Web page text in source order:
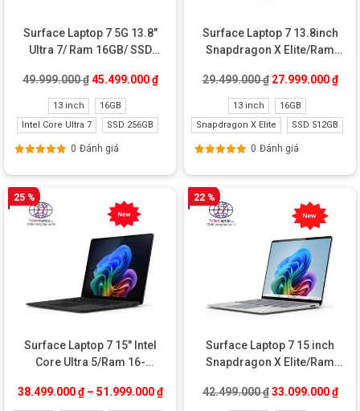
Surface Laptop 7 5G 13.8″
Ultra 7/ Ram 16GB/ SSD
49.999.000₫ Giá gốc là: 49.999.000 ₫.
45.499.000₫Giá hiện tại là: 45.499.000 ₫.
13 inch
16GB
Intel Core Ultra 7
SSD 256GB
0 Đánh giá
Surface Laptop 7 13.8inch
Snapdragon X Elite/Ram
Refurbished
29.499.000₫ Giá gốc là:
27.999.000₫Giá
13 inch
16GB
Snapdragon X Elite
SSD 512GB
0 Đánh giá
25 %
Surface Laptop 7 15″ Intel
Core Ultra 5/Ram 16-
(Platinum + Black)
38.499.000₫– 51.999.000₫
22 %
Surface Laptop 7 15 inch
Snapdragon X Elite/Ram
42.499.000₫ Giá gốc là:
33.099.000₫Giá